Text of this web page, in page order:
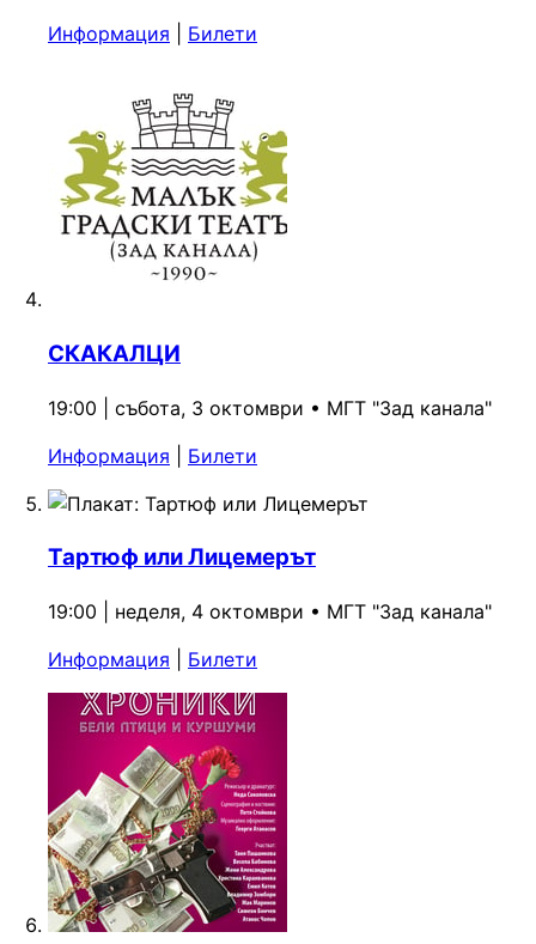
Информация
Билети
СКАКАЛЦИ
19:00 | събота, 3 октомври • МГТ "Зад канала"
Информация
Билети
Тартюф или Лицемерът
19:00 | неделя, 4 октомври • МГТ "Зад канала"
Информация
Билети